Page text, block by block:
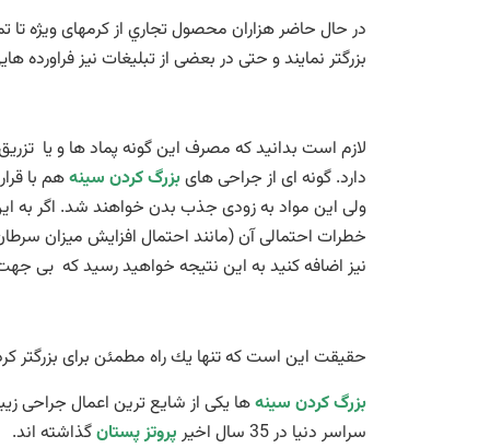
در حال حاضر هزاران محصول تجاري از كرمهای ويژه
بزرگتر نمايند و حتی در بعضی از تبليغات نيز فراورده
لازم است بدانيد كه مصرف اين گونه پماد ها و يا
دارد. گونه ای از جراحی هایبزرگ کردن سینههم با
ولی اين مواد به زودی جذب بدن خواهند شد. اگر به
خطرات احتمالی آن (مانند احتمال افزايش ميزان
نيز اضافه كنيد به اين نتيجه خواهید رسید كه بی جهت
حقیقت اين است كه تنها يك راه مطمئن برای بزرگتر
بزرگ کردن سینهها يکی از شايع ترين اعمال جراحی
سراسر دنيا در 35 سال اخير
پروتز پستانگذاشته اند.